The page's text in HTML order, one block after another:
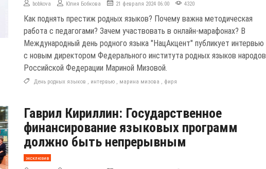
bobkova Юлия Бобкова 21 февраля 2024 06:00 4320
Как поднять престиж родных языков? Почему важна методическая
работа с педагогами? Зачем участвовать в онлайн-марафонах? В
Международный день родного языка "НацАкцент" публикует интервью
с новым директором Федерального института родных языков народов
Российской Федерации Мариной Мизовой.
День родных языков , интервью , марина мизова , фиря
Гаврил Кириллин: Государственное
финансирование языковых программ
должно быть непрерывным
эксклюзив